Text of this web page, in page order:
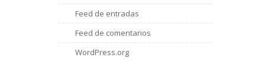
Feed de entradas
Feed de comentarios
WordPress.org